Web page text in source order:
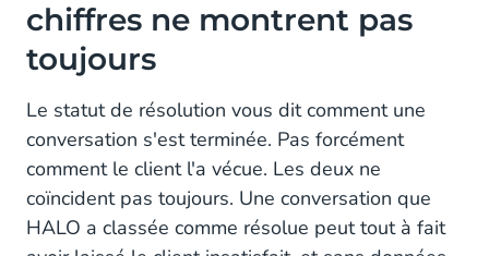
chiffres ne montrent pas
toujours
Le statut de résolution vous dit comment une
conversation s'est terminée. Pas forcément
comment le client l'a vécue. Les deux ne
coïncident pas toujours. Une conversation que
HALO a classée comme résolue peut tout à fait